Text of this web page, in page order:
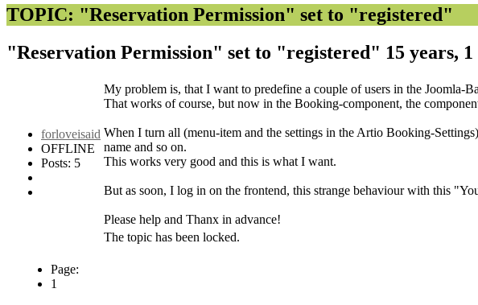
TOPIC: "Reservation Permission" set to "registered"
"Reservation Permission" set to "registered" 15 years,
forloveisaid
OFFLINE
Posts: 5
My problem is, that I want to predefine a couple of users in the
That works of course, but now in the Booking-component, the
When I turn all (menu-item and the settings in the Artio Booking-
name and so on.
This works very good and this is what I want.
But as soon, I log in on the frontend, this strange behaviour with this
Please help and Thanx in advance!
The topic has been locked.
Page:
1